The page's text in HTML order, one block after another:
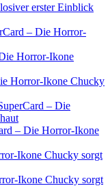
erster Einblick
– Die Horror-
Horror-Ikone
Horror-Ikone Chucky
– Die
– Die Horror-Ikone
Ikone Chucky sorgt
Ikone Chucky sorgt